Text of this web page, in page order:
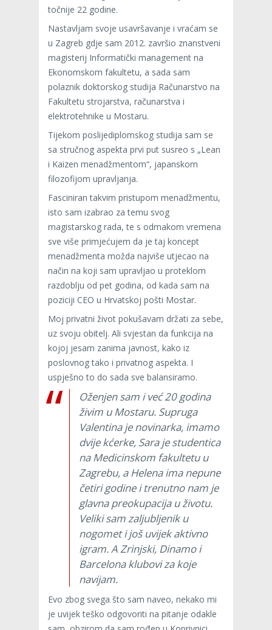
točnije 22 godine.
Nastavljam svoje usavršavanje i vraćam se
u Zagreb gdje sam 2012. završio znanstveni
magisterij Informatički management na
Ekonomskom fakultetu, a sada sam
polaznik doktorskog studija Računarstvo na
Fakultetu strojarstva, računarstva i
elektrotehnike u Mostaru.
Tijekom poslijediplomskog studija sam se
sa stručnog aspekta prvi put susreo s „Lean
i Kaizen menadžmentom“, japanskom
filozofijom upravljanja.
Fasciniran takvim pristupom menadžmentu,
isto sam izabrao za temu svog
magistarskog rada, te s odmakom vremena
sve više primjećujem da je taj koncept
menadžmenta možda najviše utjecao na
način na koji sam upravljao u proteklom
razdoblju od pet godina, od kada sam na
poziciji CEO u Hrvatskoj pošti Mostar.
Moj privatni život pokušavam držati za sebe,
uz svoju obitelj. Ali svjestan da funkcija na
kojoj jesam zanima javnost, kako iz
poslovnog tako i privatnog aspekta. I
uspješno to do sada sve balansiramo.
Oženjen sam i već 20 godina
živim u Mostaru. Supruga
Valentina je novinarka, imamo
dvije kćerke, Sara je studentica
na Medicinskom fakultetu u
Zagrebu, a Helena ima nepune
četiri godine i trenutno nam je
glavna preokupacija u životu.
Veliki sam zaljubljenik u
nogomet i još uvijek aktivno
igram. A Zrinjski, Dinamo i
Barcelona klubovi za koje
navijam.
Evo zbog svega što sam naveo, nekako mi
je uvijek teško odgovoriti na pitanje odakle